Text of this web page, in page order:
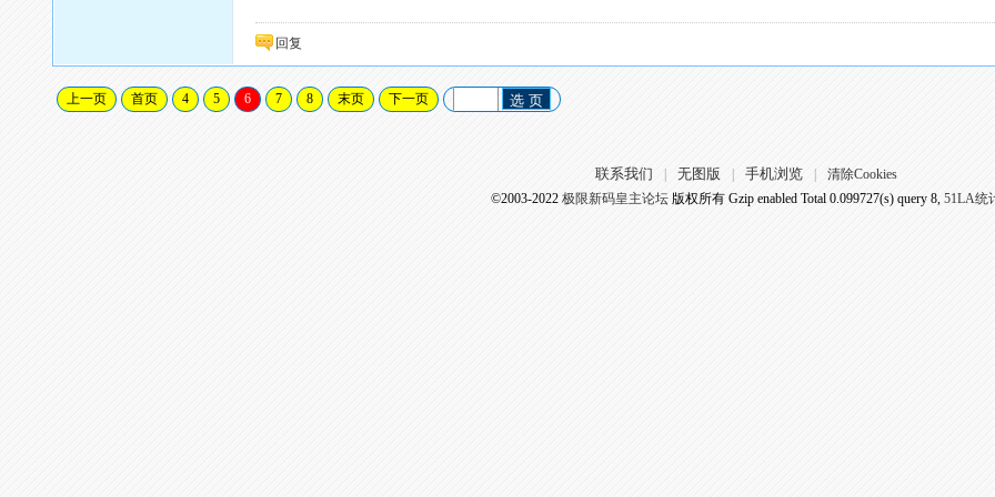
回复
上一页 首页 4 5 6 7 8 末页 下一页 选 页
联系我们 无图版 手机浏览
清除Cookies
©2003-2022 极限新码皇主论坛版权所有 Gzip enabled Total 0.099727(s) query 8, 51LA统